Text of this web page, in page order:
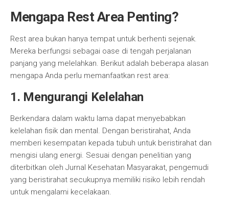
Mengapa Rest Area Penting?
Rest area bukan hanya tempat untuk berhenti sejenak.
Mereka berfungsi sebagai oase di tengah perjalanan
panjang yang melelahkan. Berikut adalah beberapa alasan
mengapa Anda perlu memanfaatkan rest area:
1. Mengurangi Kelelahan
Berkendara dalam waktu lama dapat menyebabkan
kelelahan fisik dan mental. Dengan beristirahat, Anda
memberi kesempatan kepada tubuh untuk beristirahat dan
mengisi ulang energi. Sesuai dengan penelitian yang
diterbitkan oleh Jurnal Kesehatan Masyarakat, pengemudi
yang beristirahat secukupnya memiliki risiko lebih rendah
untuk mengalami kecelakaan.